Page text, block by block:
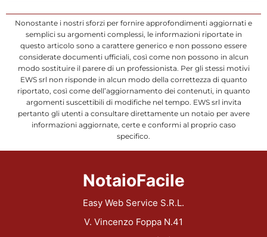
Nonostante i nostri sforzi per fornire approfondimenti aggiornati e
semplici su argomenti complessi, le informazioni riportate in
questo articolo sono a carattere generico e non possono essere
considerate documenti ufficiali, così come non possono in alcun
modo sostituire il parere di un professionista. Per gli stessi motivi
EWS srl non risponde in alcun modo della correttezza di quanto
riportato, così come dell’aggiornamento dei contenuti, in quanto
argomenti suscettibili di modifiche nel tempo. EWS srl invita
pertanto gli utenti a consultare direttamente un notaio per avere
informazioni aggiornate, certe e conformi al proprio caso
specifico.
NotaioFacile
Easy Web Service S.R.L.
V. Vincenzo Foppa N.41